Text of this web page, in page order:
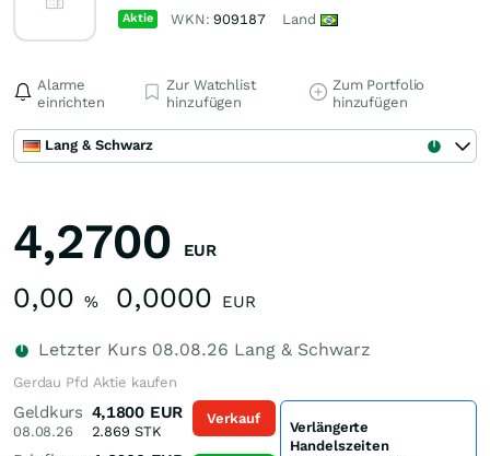
Aktie WKN:909187 Land
Alarme
einrichten
Zur Watchlist
hinzufügen
Zum Portfolio
hinzufügen
Lang & Schwarz
4,2700 EUR
0,00 % 0,0000 EUR
Letzter Kurs 08.08.26 Lang & Schwarz
Gerdau Pfd Aktie kaufen
Geldkurs
08.08.26
4,1800 EUR
2.869 STK
Verkauf
Verlängerte
Handelszeiten